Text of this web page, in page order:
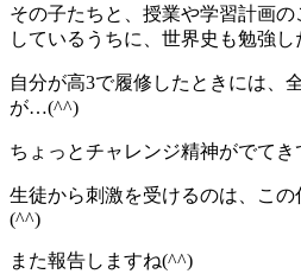
その子たちと、授業や学習計画
しているうちに、世界史も勉強
自分が高3で履修したときには、
が…(^^)
ちょっとチャレンジ精神がでて
生徒から刺激を受けるのは、こ
(^^)
また報告しますね(^^)